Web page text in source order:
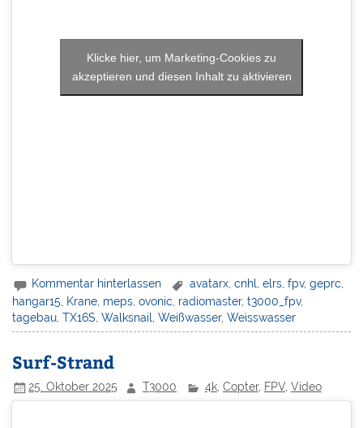
Klicke hier, um Marketing-Cookies zu
akzeptieren und diesen Inhalt zu aktivieren
Kommentar hinterlassen avatarx ,cnhl ,elrs ,fpv,geprc
hangar15 Krane meps ,ovonic radiomaster,t3000_fpv,
tagebau ,TX16S ,Walksnail ,Weißwasser,Weisswasser
Surf-Strand
25. Oktober 2025 T3000 4k, Copter, FPV, Video